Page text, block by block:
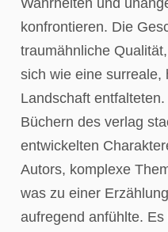
Wahrheiten und
konfrontieren. Die
traumähnliche
sich wie eine surreale,
Landschaft
Büchern des verlag
entwickelten
Autors, komplexe
was zu einer
aufregend anfühlte.